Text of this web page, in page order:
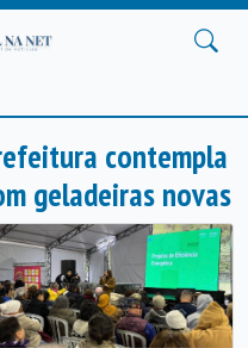
contempla
geladeiras novas